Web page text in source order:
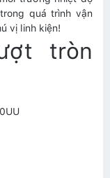
quá trình vận
vị linh kiện!
tròn